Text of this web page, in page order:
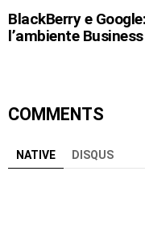
BlackBerry e
l’ambiente Business
COMMENTS
NATIVE DISQUS